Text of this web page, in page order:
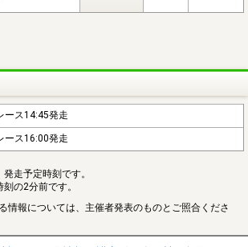
ース14:45発走
ース16:00発走
走予定時刻です。
の2分前です。
情報については、主催者発表のものとご照合くださ